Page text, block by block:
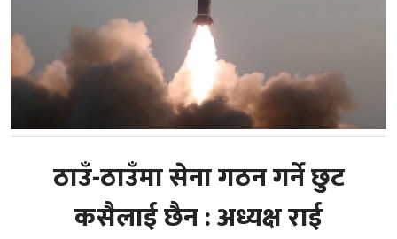
ठाउँ-ठाउँमा सेना गठन गर्ने छुट
कसैलाई छैन : अध्यक्ष राई